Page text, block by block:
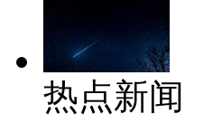
热点新闻